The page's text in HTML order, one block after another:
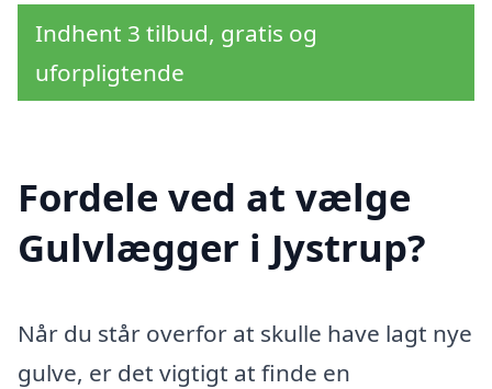
Indhent 3 tilbud, gratis og
uforpligtende
Fordele ved at vælge
Gulvlægger i Jystrup?
Når du står overfor at skulle have lagt nye
gulve, er det vigtigt at finde en